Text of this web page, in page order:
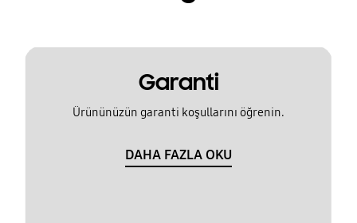
Garanti
Ürününüzün garanti koşullarını öğrenin.
DAHA FAZLA OKU